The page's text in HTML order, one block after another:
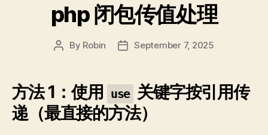
php 闭包传值处理
Post
By Robin
PostSeptember 7, 2025
方法 1：使用 use 关键字按引用传
递（最直接的方法）